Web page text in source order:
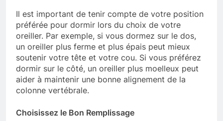
Il est important de tenir compte de votre position
préférée pour dormir lors du choix de votre
oreiller. Par exemple, si vous dormez sur le dos,
un oreiller plus ferme et plus épais peut mieux
soutenir votre tête et votre cou. Si vous préférez
dormir sur le côté, un oreiller plus moelleux peut
aider à maintenir une bonne alignement de la
colonne vertébrale.
Choisissez le Bon Remplissage